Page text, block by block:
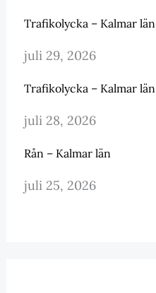
Trafikolycka – Kalmar län
juli 29, 2026
Trafikolycka – Kalmar län
juli 28, 2026
Rån – Kalmar län
juli 25, 2026